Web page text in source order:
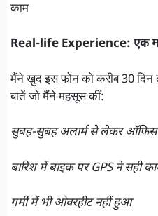
काम
Real-life Experience: एक
मैंने खुद इस फोन को करीब 30
बातें जो मैंने महसूस कीं:
सुबह-सुबह अलार्म से लेकर ऑफिस
बारिश में बाइक पर GPS ने सही
गर्मी में भी ओवरहीट नहीं हुआ